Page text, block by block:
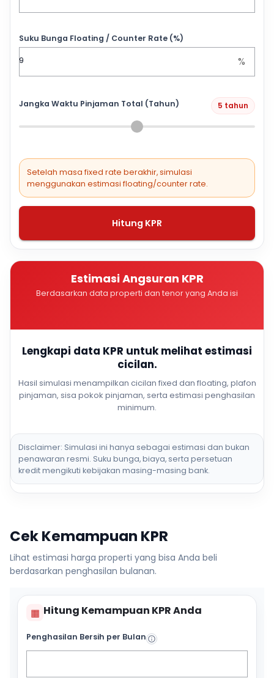
Suku Bunga Floating / Counter Rate (%)
%
Jangka Waktu Pinjaman Total (Tahun) 5 tahun
Setelah masa fixed rate berakhir, simulasi
menggunakan estimasi floating/counter rate.
Hitung KPR
Estimasi Angsuran KPR
Berdasarkan data properti dan tenor yang Anda isi
Lengkapi data KPR untuk melihat estimasi
cicilan.
Hasil simulasi menampilkan cicilan fixed dan floating, plafon
pinjaman, sisa pokok pinjaman, serta estimasi penghasilan
minimum.
Disclaimer: Simulasi ini hanya sebagai estimasi dan bukan
penawaran resmi. Suku bunga, biaya, serta persetuan
kredit mengikuti kebijakan masing-masing bank.
Cek Kemampuan KPR
Lihat estimasi harga properti yang bisa Anda beli
berdasarkan penghasilan bulanan.
▦ Hitung Kemampuan KPR Anda
Penghasilan Bersih per Bulan